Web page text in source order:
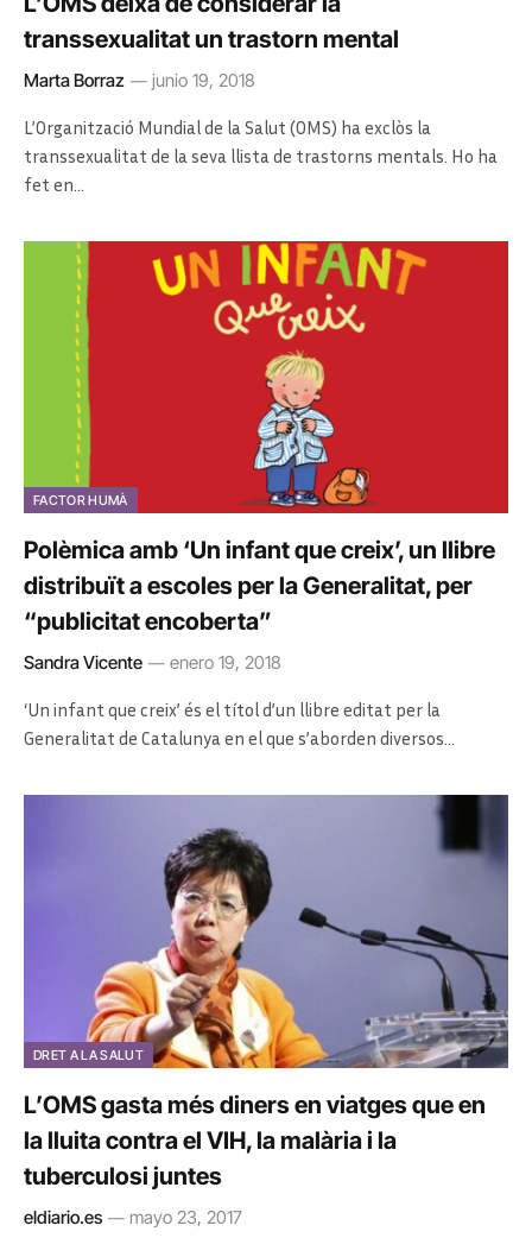
transsexualitat un trastorn mental
Marta Borraz junio 19, 2018
L’Organització Mundial de la Salut (OMS) ha exclòs la
transsexualitat de la seva llista de trastorns mentals. Ho ha
fet en…
FACTOR HUMÀ
Polèmica amb ‘Un infant que creix’, un llibre
distribuït a escoles per la Generalitat, per
“publicitat encoberta”
Sandra Vicente enero 19, 2018
‘Un infant que creix’ és el títol d’un llibre editat per la
Generalitat de Catalunya en el que s’aborden diversos…
DRET A LA SALUT
L’OMS gasta més diners en viatges que en
la lluita contra el VIH, la malària i la
tuberculosi juntes
eldiario.es mayo 23, 2017